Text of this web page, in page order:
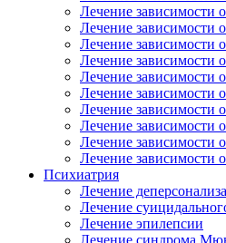
Лечение зависимости
Лечение зависимости
Лечение зависимости
Лечение зависимости
Лечение зависимости
Лечение зависимости
Лечение зависимости
Лечение зависимости
Лечение зависимости
Лечение зависимости
Психиатрия
Лечение
Лечение
Лечение эпилепсии
Лечение синдрома